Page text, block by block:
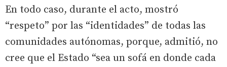
En todo caso, durante el acto, mostró
“respeto” por las “identidades” de todas las
comunidades autónomas, porque, admitió, no
cree que el Estado “sea un sofá en donde cada